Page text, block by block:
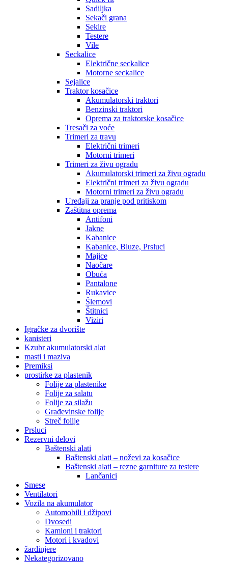
Sadiljka
Sekači grana
Sekire
Testere
Vile
Seckalice
Električne seckalice
Motorne seckalice
Sejalice
Traktor kosačice
Akumulatorski traktori
Benzinski traktori
Oprema za traktorske kosačice
Tresači za voće
Trimeri za travu
Električni trimeri
Motorni trimeri
Trimeri za živu ogradu
Akumulatorski trimeri za živu ogradu
Električni trimeri za živu ogradu
Motorni trimeri za živu ogradu
Uređaji za pranje pod pritiskom
Zaštitna oprema
Antifoni
Jakne
Kabanice
Kabanice, Bluze, Prsluci
Majice
Naočare
Obuća
Pantalone
Rukavice
Šlemovi
Štitnici
Viziri
Igračke za dvorište
kanisteri
Kzubr akumulatorski alat
masti i maziva
Premiksi
prostirke za plastenik
Folije za plastenike
Folije za salatu
Folije za silažu
Građevinske folije
Streč folije
Prsluci
Rezervni delovi
Baštenski alati
Baštenski alati – noževi za kosačice
Baštenski alati – rezne garniture za testere
Lančanici
Smese
Ventilatori
Vozila na akumulator
Automobili i džipovi
Dvosedi
Kamioni i traktori
Motori i kvadovi
žardinjere
Nekategorizovano